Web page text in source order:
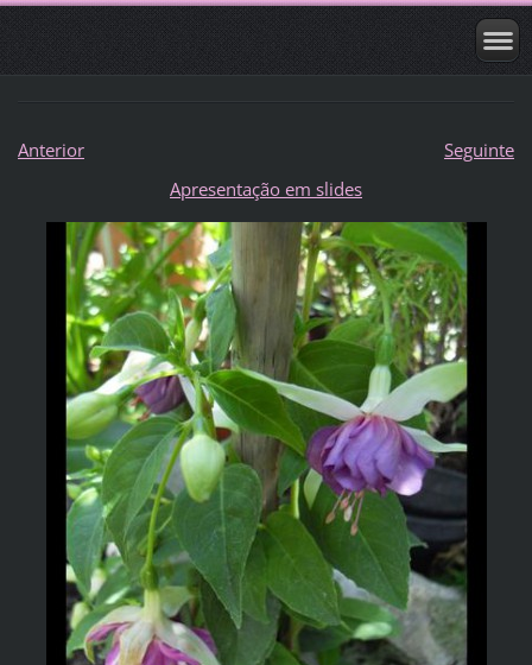
Anterior
Seguinte
Apresentação em slides